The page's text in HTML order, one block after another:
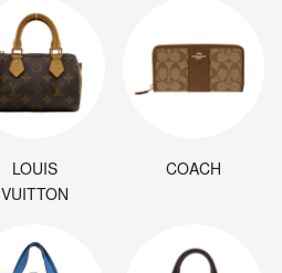
LOUIS
VUITTON
COACH